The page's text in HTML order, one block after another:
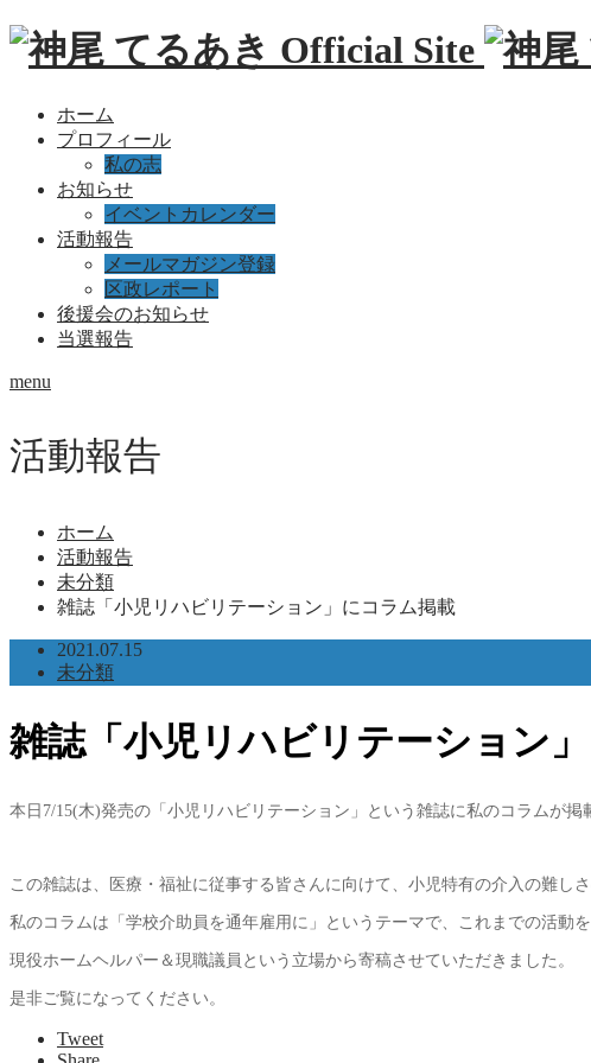
ホーム
プロフィール
私の志
お知らせ
イベントカレンダー
活動報告
メールマガジン登録
区政レポート
後援会のお知らせ
当選報告
menu
活動報告
ホーム
活動報告
未分類
雑誌「小児リハビリテーション」にコラム掲載
2021.07.15
未分類
雑誌「小児リハビリテーション
本日7/15(木)発売の「小児リハビリテーション」という雑誌に私のコラムが掲
この雑誌は、医療・福祉に従事する皆さんに向けて、小児特有の介入の難し
私のコラムは「学校介助員を通年雇用に」というテーマで、これまでの活動を
現役ホームヘルパー＆現職議員という立場から寄稿させていただきました。
是非ご覧になってください。
Tweet